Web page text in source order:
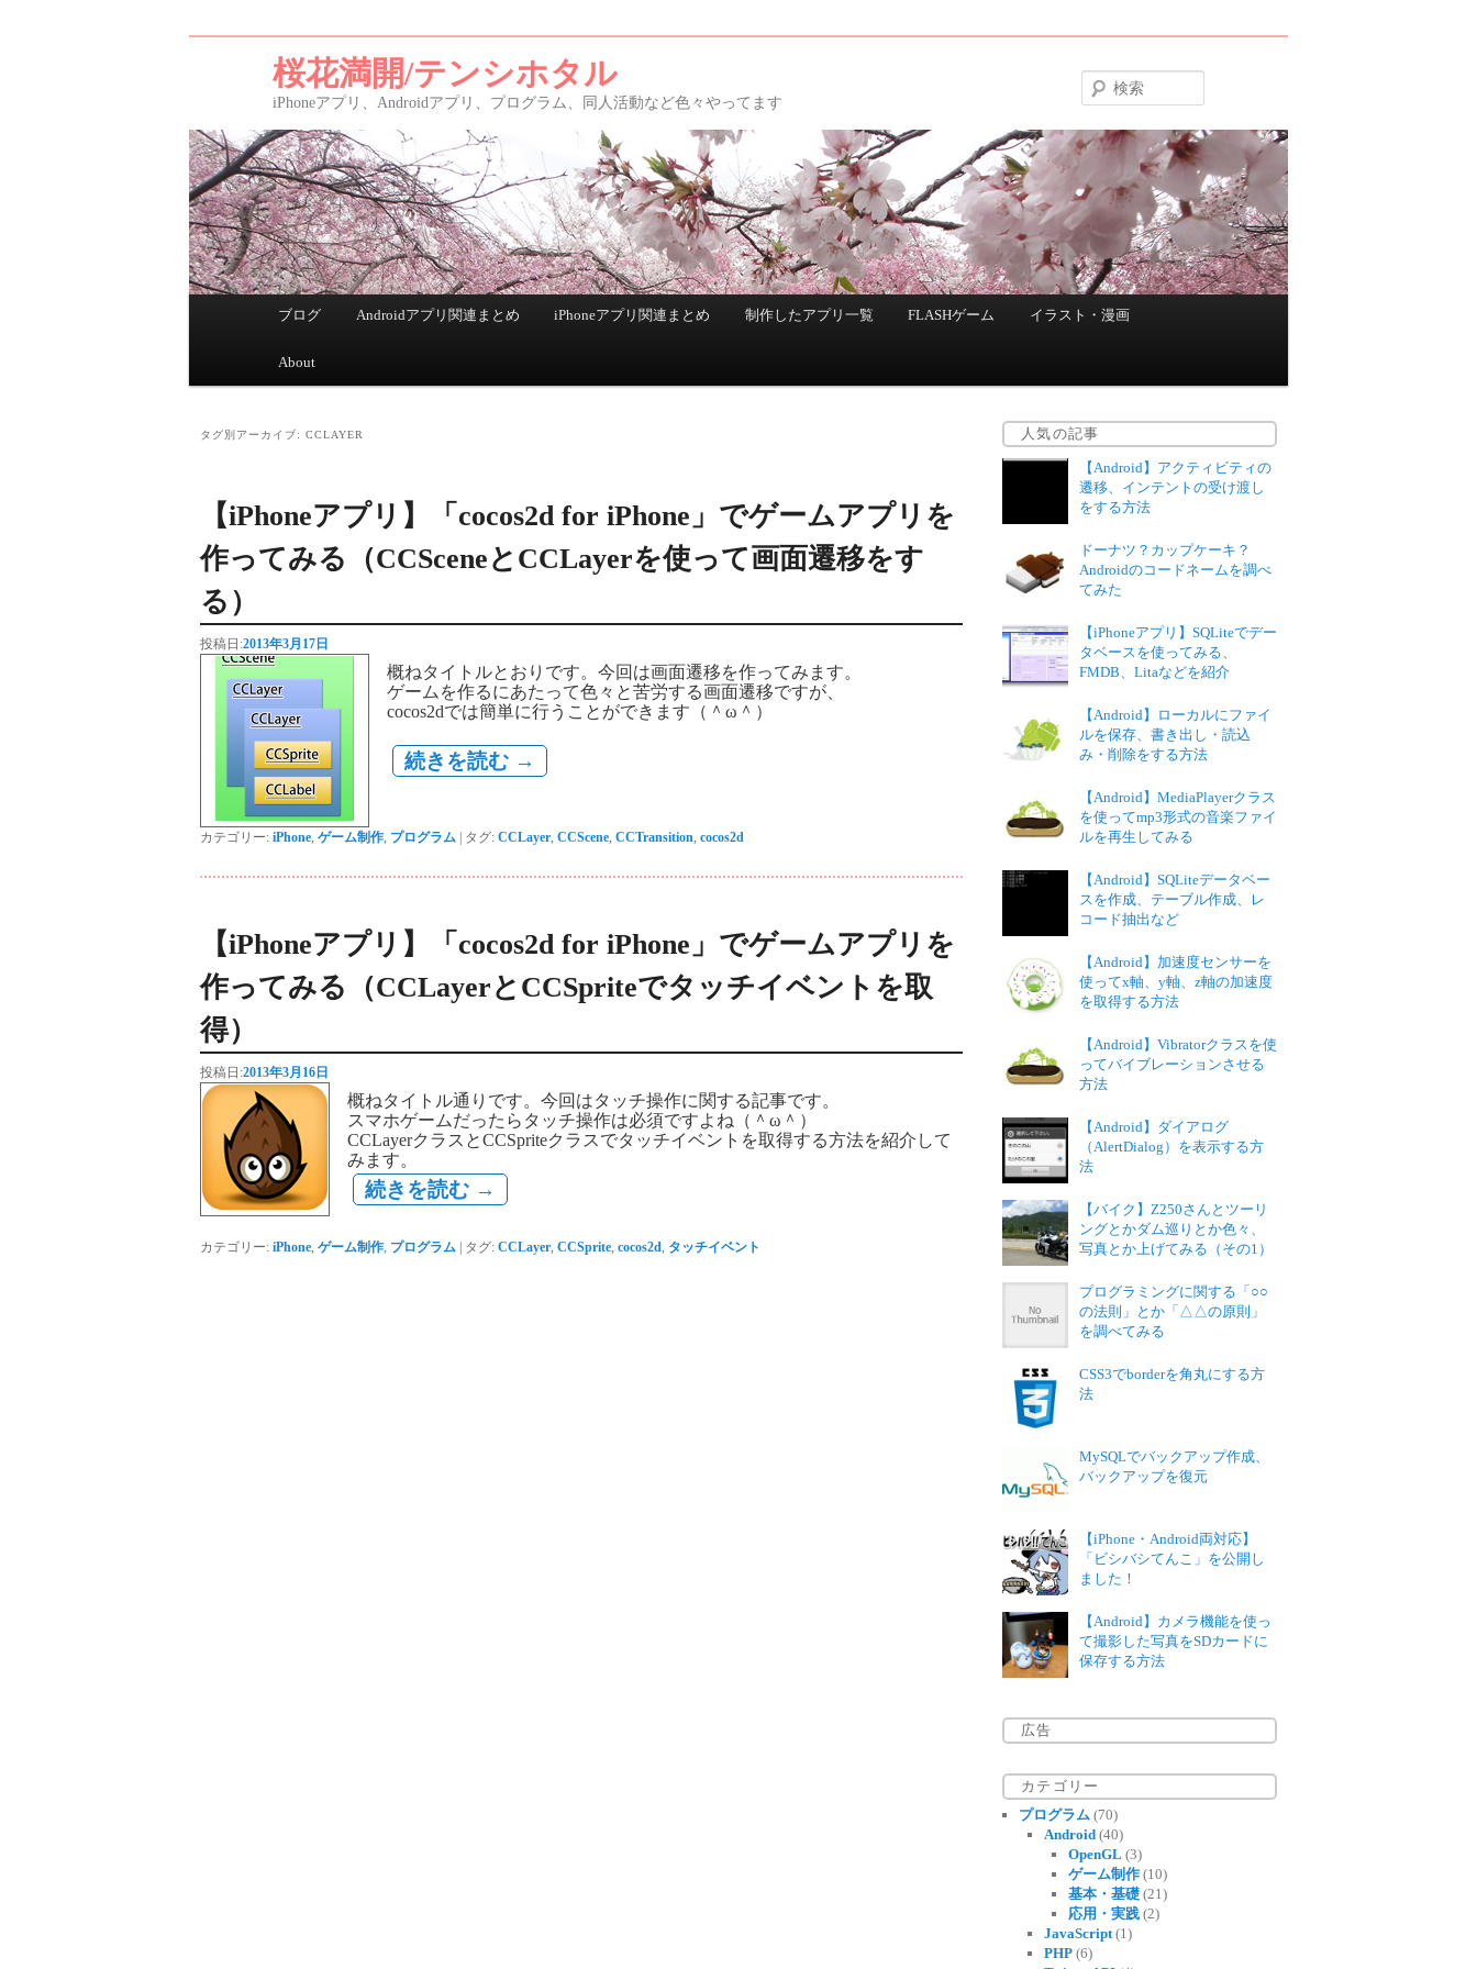
桜花満開/テンシホタル
iPhoneアプリ、Androidアプリ、プログラム、同人活動など色々やってます
メインメニュー
メインコンテンツへ移動
サブコンテンツへ移動
ブログ Androidアプリ関連まとめ iPhoneアプリ関連まとめ 制作したアプリ一覧 FLASHゲーム イラスト・漫画
About
タグ別アーカイブ: CCLAYER
【iPhoneアプリ】「cocos2d for iPhone」でゲームアプリを
作ってみる（CCSceneとCCLayerを使って画面遷移をす
る）
投稿日:2013年3月17日
概ねタイトルとおりです。今回は画面遷移を作ってみます。
ゲームを作るにあたって色々と苦労する画面遷移ですが、
cocos2dでは簡単に行うことができます（＾ω＾）
続きを読む →
カテゴリー: iPhone ゲーム制作 プログラム | タグ: CCLayer CCScene CCTransition cocos2d
【iPhoneアプリ】「cocos2d for iPhone」でゲームアプリを
作ってみる（CCLayerとCCSpriteでタッチイベントを取
得）
投稿日:2013年3月16日
概ねタイトル通りです。今回はタッチ操作に関する記事です。
スマホゲームだったらタッチ操作は必須ですよね（＾ω＾）
CCLayerクラスとCCSpriteクラスでタッチイベントを取得する方法を紹介して
みます。
続きを読む →
カテゴリー: iPhone ゲーム制作 プログラム | タグ: CCLayer CCSprite cocos2d タッチイベント
人気の記事
【Android】アクティビティの
遷移、インテントの受け渡し
をする方法
ドーナツ？カップケーキ？
Androidのコードネームを調べ
てみた
【iPhoneアプリ】SQLiteでデー
タベースを使ってみる、
FMDB、Litaなどを紹介
【Android】ローカルにファイ
ルを保存、書き出し・読込
み・削除をする方法
【Android】MediaPlayerクラス
を使ってmp3形式の音楽ファイ
ルを再生してみる
【Android】SQLiteデータベー
スを作成、テーブル作成、レ
コード抽出など
【Android】加速度センサーを
使ってx軸、y軸、z軸の加速度
を取得する方法
【Android】Vibratorクラスを使
ってバイブレーションさせる
方法
【Android】ダイアログ
（AlertDialog）を表示する方
法
【バイク】Z250さんとツーリ
ングとかダム巡りとか色々、
写真とか上げてみる（その1）
プログラミングに関する「○○
の法則」とか「△△の原則」
を調べてみる
CSS3でborderを角丸にする方
法
MySQLでバックアップ作成、
バックアップを復元
【iPhone・Android両対応】
「ビシバシてんこ」を公開し
ました！
【Android】カメラ機能を使っ
て撮影した写真をSDカードに
保存する方法
広告
カテゴリー
プログラム (70)
Android(40)
OpenGL (3)
ゲーム制作 (10)
基本・基礎 (21)
応用・実践 (2)
JavaScript(1)
PHP(6)